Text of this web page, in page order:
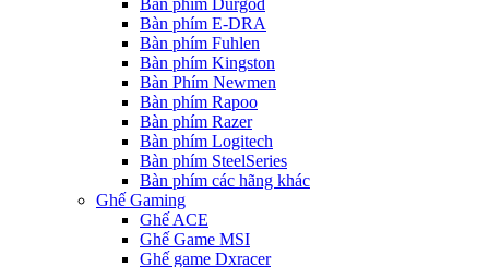
Bàn phím Durgod
Bàn phím E-DRA
Bàn phím Fuhlen
Bàn phím Kingston
Bàn Phím Newmen
Bàn phím Rapoo
Bàn phím Razer
Bàn phím Logitech
Bàn phím SteelSeries
Bàn phím các hãng khác
Ghế Gaming
Ghế ACE
Ghế Game MSI
Ghế game Dxracer